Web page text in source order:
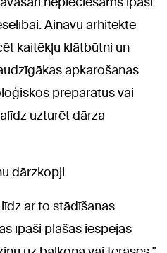
Ainavu arhitekte
kaitēkļu klātbūtni un
apkarošanas
preparātus vai
uzturēt dārza
dārzkopji
ar to stādīšanas
īpaši plašas iespējas